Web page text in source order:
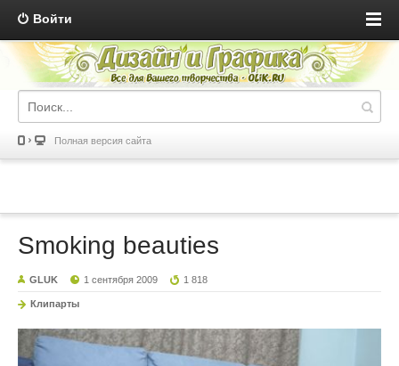
Войти
Полная версия сайта
Smoking beauties
GLUK 1 сентября 2009 1 818
Клипарты